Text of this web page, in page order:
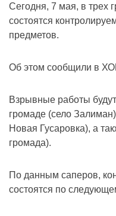
Сегодня, 7 мая, в трех
состоятся
предметов.
Об этом сообщили в
Взрывные работы
громаде (село
Новая Гусаровка), а
громада).
По данным саперов,
состоятся по